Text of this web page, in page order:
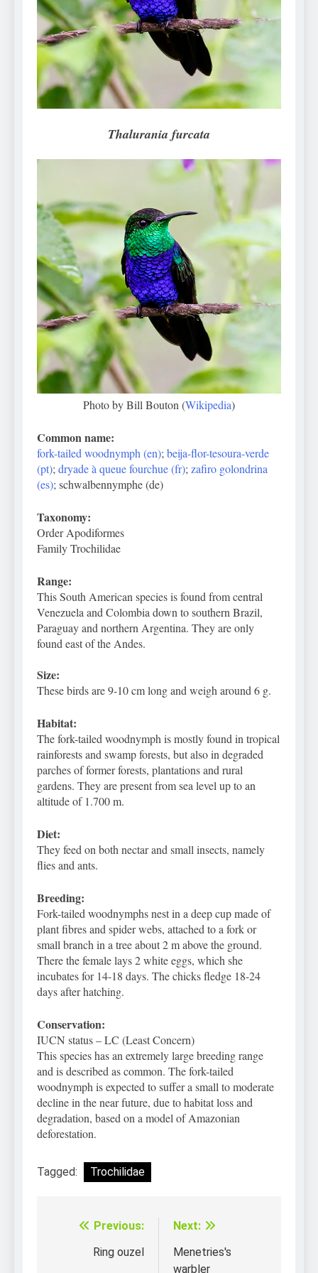
Can Bulldogs Play Fetch?
And How to Train Them!
7 Năm Ago
How Often Do I Need to
Groom My Bulldog
7 Năm Ago
Thalurania furcata
Photo by Bill Bouton (Wikipedia)
Common name:
fork-tailed woodnymph (en); beija-flor-tesoura-verde
(pt); dryade à queue fourchue (fr); zafiro golondrina
(es); schwalbennymphe (de)
Taxonomy:
Order Apodiformes
Family Trochilidae
Range:
This South American species is found from central
Venezuela and Colombia down to southern Brazil,
Paraguay and northern Argentina. They are only
found east of the Andes.
Size:
These birds are 9-10 cm long and weigh around 6 g.
Habitat:
The fork-tailed woodnymph is mostly found in tropical
rainforests and swamp forests, but also in degraded
parches of former forests, plantations and rural
gardens. They are present from sea level up to an
altitude of 1.700 m.
Diet:
They feed on both nectar and small insects, namely
flies and ants.
Breeding:
Fork-tailed woodnymphs nest in a deep cup made of
plant fibres and spider webs, attached to a fork or
small branch in a tree about 2 m above the ground.
There the female lays 2 white eggs, which she
incubates for 14-18 days. The chicks fledge 18-24
days after hatching.
Conservation:
IUCN status – LC (Least Concern)
This species has an extremely large breeding range
and is described as common. The fork-tailed
woodnymph is expected to suffer a small to moderate
decline in the near future, due to habitat loss and
degradation, based on a model of Amazonian
deforestation.
Tagged: Trochilidae
Điều
hướng
Previous:
Ring ouzel
Next:
Menetries's
warbler